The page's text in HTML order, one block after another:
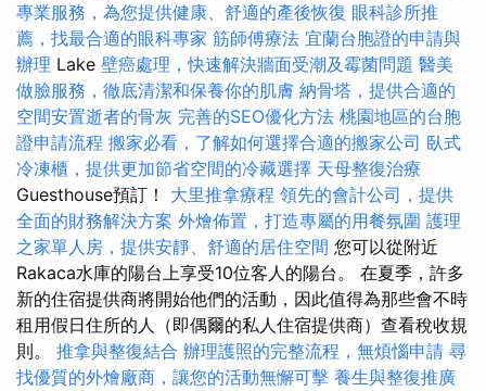
專業服務，為您提供健康、舒適的產後恢復 眼科診所推
薦，找最合適的眼科專家 筋師傅療法 宜蘭台胞證的申請與
辦理 Lake 壁癌處理，快速解決牆面受潮及霉菌問題 醫美
做臉服務，徹底清潔和保養你的肌膚 納骨塔，提供合適的
空間安置逝者的骨灰 完善的SEO優化方法 桃園地區的台胞
證申請流程 搬家必看，了解如何選擇合適的搬家公司 臥式
冷凍櫃，提供更加節省空間的冷藏選擇 天母整復治療
Guesthouse預訂！ 大里推拿療程 領先的會計公司，提供
全面的財務解決方案 外燴佈置，打造專屬的用餐氛圍 護理
之家單人房，提供安靜、舒適的居住空間 您可以從附近
Rakaca水庫的陽台上享受10位客人的陽台。 在夏季，許多
新的住宿提供商將開始他們的活動，因此值得為那些會不時
租用假日住所的人（即偶爾的私人住宿提供商）查看稅收規
則。 推拿與整復結合 辦理護照的完整流程，無煩惱申請 尋
找優質的外燴廠商，讓您的活動無懈可擊 養生與整復推廣